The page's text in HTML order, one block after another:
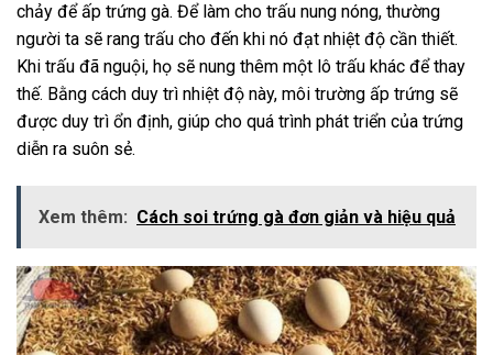
chảy để ấp trứng gà. Để làm cho trấu nung nóng, thường
người ta sẽ rang trấu cho đến khi nó đạt nhiệt độ cần thiết.
Khi trấu đã nguội, họ sẽ nung thêm một lô trấu khác để thay
thế. Bằng cách duy trì nhiệt độ này, môi trường ấp trứng sẽ
được duy trì ổn định, giúp cho quá trình phát triển của trứng
diễn ra suôn sẻ.
Xem thêm: Cách soi trứng gà đơn giản và hiệu quả